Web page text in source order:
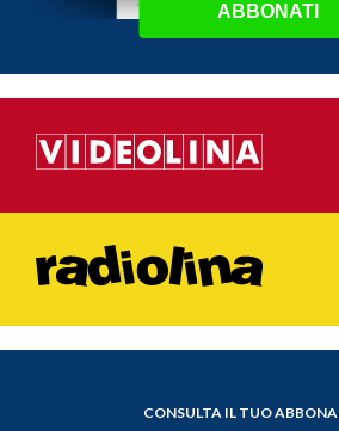
ABBONATI
CONSULTA IL TUO